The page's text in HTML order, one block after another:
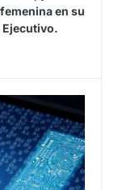
en su
Ejecutivo.